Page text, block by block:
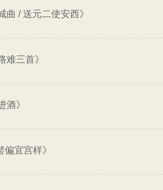
曲 / 送元二使安西》
难三首》
酒》
宜宫样》